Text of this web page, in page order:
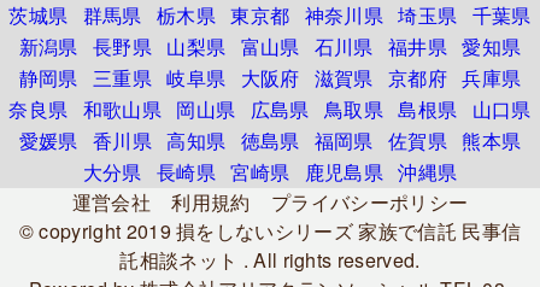
茨城県 群馬県 栃木県 東京都 神奈川県 埼玉県 千葉県
新潟県 長野県 山梨県 富山県 石川県 福井県 愛知県
静岡県 三重県 岐阜県 大阪府 滋賀県 京都府 兵庫県
奈良県 和歌山県 岡山県 広島県 鳥取県 島根県
山口県
愛媛県 香川県 高知県 徳島県 福岡県 佐賀県 熊本県
大分県 長崎県 宮崎県 鹿児島県 沖縄県
運営会社
利用規約
プライバシーポリシー
© copyright 2019損をしないシリーズ 家族で信託 民事信
託相談ネット . All rights reserved.